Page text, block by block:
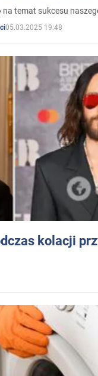
na temat sukcesu
05.03.2025 19:48
kolacji